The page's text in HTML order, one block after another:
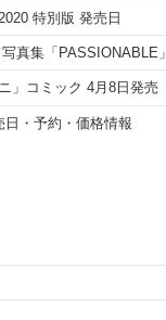
特別版 発売日
真集「PASSIONABLE」
」コミック 4月8日発売
・予約・価格情報